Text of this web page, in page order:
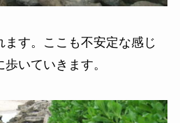
ます。ここも不安定な感じ
いていきます。